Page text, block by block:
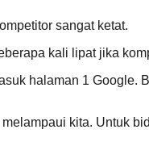
sangat ketat.
kali lipat jika
halaman 1 Google.
kita. Untuk